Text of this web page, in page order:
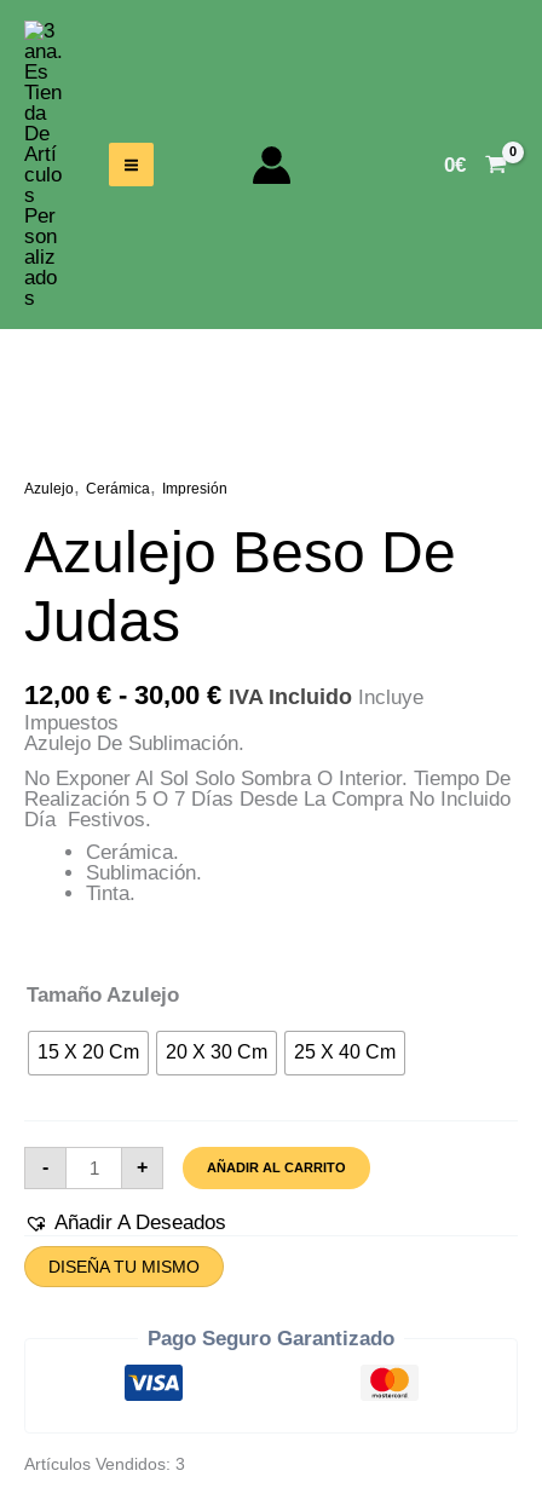
Contenido
0€
Azulejo, Cerámica, Impresión
Azulejo Beso De
Judas
12,00 € - 30,00 €Rango
De
Precios:
Desde
12,00 €
Hasta
IVA Incluido Incluye
Impuestos
Azulejo De Sublimación.
No Exponer Al Sol Solo Sombra O Interior. Tiempo De
Realización 5 O 7 Días Desde La Compra No Incluido
Día Festivos.
Cerámica.
Sublimación.
Tinta.
Tamaño Azulejo
15 X 20 Cm 20 X 30 Cm 25 X 40 Cm
-
Azulejo
Beso
De
Judas
+ AÑADIR AL CARRITO
Añadir A Deseados
DISEÑA TU MISMO
Pago Seguro Garantizado
Artículos Vendidos: 3